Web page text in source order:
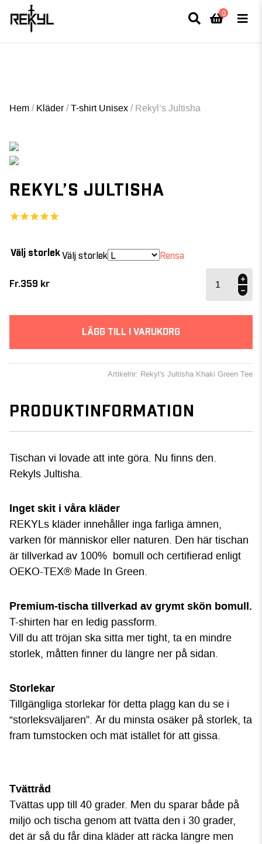
FULLT TRYCK I LEDNINGAR- MEDFÖR LÄNGRE LEVERANSTID - FRI FRAKT
0
Hem/ Kläder/T-shirt Unisex/Rekyl’s Jultisha
REKYL’S JULTISHA
Välj storlekVälj storlek Rensa
Fr.359 kr
Jultisha
LÄGG TILL I VARUKORG
Artikelnr: Rekyl's Jultisha Khaki Green Tee
PRODUKTINFORMATION
Tischan vi lovade att inte göra. Nu finns den.
Rekyls Jultisha.
Inget skit i våra kläder
REKYLs kläder innehåller inga farliga ämnen,
varken för människor eller naturen. Den här tischan
är tillverkad av 100% bomull och certifierad enligt
OEKO-TEX® Made In Green.
Premium-tischa tillverkad av grymt skön bomull.
T-shirten har en ledig passform.
Vill du att tröjan ska sitta mer tight, ta en mindre
storlek, måtten finner du längre ner på sidan.
Storlekar
Tillgängliga storlekar för detta plagg kan du se i
“storleksväljaren”. Är du minsta osäker på storlek, ta
fram tumstocken och mät istället för att gissa.
Tvättråd
Tvättas upp till 40 grader. Men du sparar både på
miljö och tischa genom att tvätta den i 30 grader,
det är så du får dina kläder att räcka längre men